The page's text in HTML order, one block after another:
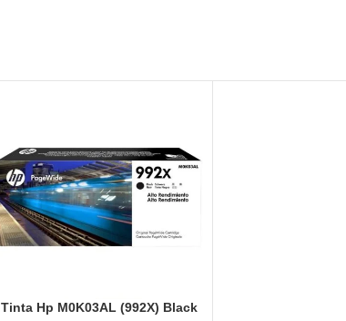
Tinta Hp M0K03AL (992X) Black